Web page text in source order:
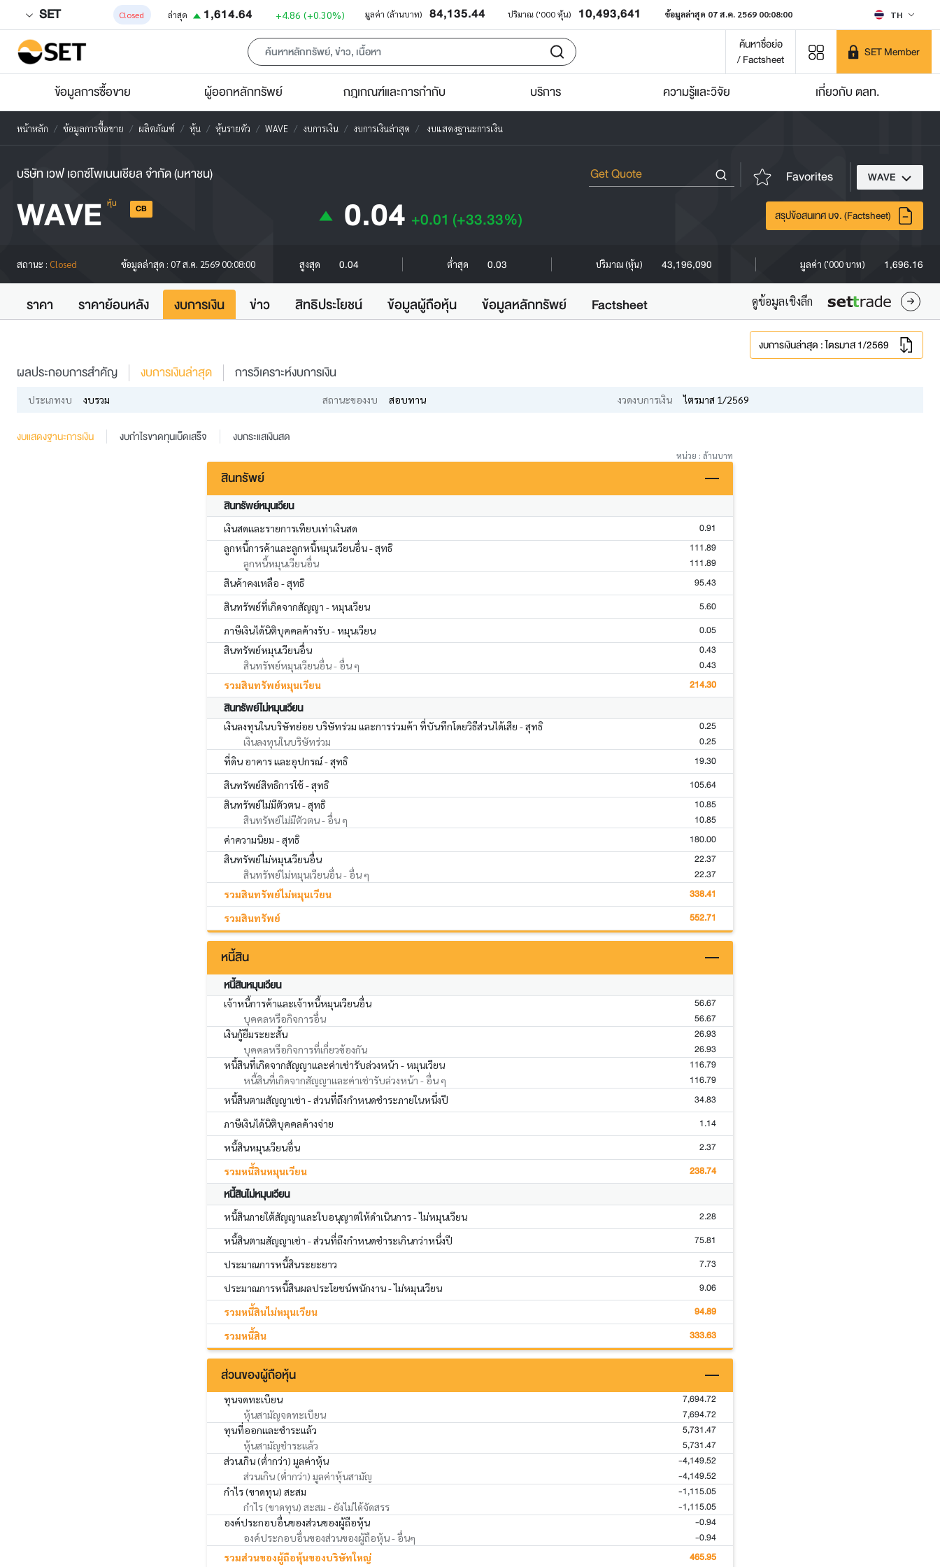
SET Closed ล่าสุด 1,614.64 +4.86 (+0.30%) มูลค่า (ล้านบาท) 84,135.44 ปริมาณ ('000 หุ้น) 10,493,641 ข้อมูลล่าสุด 07 ส.ค. 2569 00:08:00 TH
ค้นหาชื่อย่อ
/ Factsheet
SET Member
ข้อมูลการซื้อขาย ผู้ออกหลักทรัพย์ กฎเกณฑ์และการกำกับ บริการ ความรู้และวิจัย เกี่ยวกับ ตลท.
หน้าหลัก ข้อมูลการซื้อขาย ผลิตภัณฑ์ หุ้น หุ้นรายตัว WAVE งบการเงิน งบการเงินล่าสุด งบแสดงฐานะการเงิน
บริษัท เวฟ เอกซ์โพเนนเชียล จำกัด (มหาชน) Favorites WAVE
WAVE หุ้น CB 0.04 +0.01 (+33.33%) สรุปข้อสนเทศ บจ. (Factsheet)
สถานะ : Closed ข้อมูลล่าสุด : 07 ส.ค. 2569 00:08:00 สูงสุด 0.04 ต่ำสุด 0.03 ปริมาณ (หุ้น) 43,196,090 มูลค่า ('000 บาท) 1,696.16
ราคา ราคาย้อนหลัง งบการเงิน ข่าว สิทธิประโยชน์ ข้อมูลผู้ถือหุ้น ข้อมูลหลักทรัพย์ Factsheet ดูข้อมูลเชิงลึก
งบการเงินล่าสุด : ไตรมาส 1/2569
ผลประกอบการสำคัญ งบการเงินล่าสุด การวิเคราะห์งบการเงิน
ประเภทงบ งบรวม สถานะของงบ สอบทาน งวดงบการเงิน ไตรมาส 1/2569
งบแสดงฐานะการเงิน งบกำไรขาดทุนเบ็ดเสร็จ งบกระแสเงินสด
หน่วย : ล้านบาท
สินทรัพย์
สินทรัพย์หมุนเวียน
เงินสดและรายการเทียบเท่าเงินสด 0.91
ลูกหนี้การค้าและลูกหนี้หมุนเวียนอื่น - สุทธิ 111.89
ลูกหนี้หมุนเวียนอื่น 111.89
สินค้าคงเหลือ - สุทธิ 95.43
สินทรัพย์ที่เกิดจากสัญญา - หมุนเวียน 5.60
ภาษีเงินได้นิติบุคคลค้างรับ - หมุนเวียน 0.05
สินทรัพย์หมุนเวียนอื่น 0.43
สินทรัพย์หมุนเวียนอื่น - อื่น ๆ 0.43
รวมสินทรัพย์หมุนเวียน 214.30
สินทรัพย์ไม่หมุนเวียน
เงินลงทุนในบริษัทย่อย บริษัทร่วม และการร่วมค้า ที่บันทึกโดยวิธีส่วนได้เสีย - สุทธิ 0.25
เงินลงทุนในบริษัทร่วม 0.25
ที่ดิน อาคาร และอุปกรณ์ - สุทธิ 19.30
สินทรัพย์สิทธิการใช้ - สุทธิ 105.64
สินทรัพย์ไม่มีตัวตน - สุทธิ 10.85
สินทรัพย์ไม่มีตัวตน - อื่น ๆ 10.85
ค่าความนิยม - สุทธิ 180.00
สินทรัพย์ไม่หมุนเวียนอื่น 22.37
สินทรัพย์ไม่หมุนเวียนอื่น - อื่น ๆ 22.37
รวมสินทรัพย์ไม่หมุนเวียน 338.41
รวมสินทรัพย์ 552.71
หนี้สิน
หนี้สินหมุนเวียน
เจ้าหนี้การค้าและเจ้าหนี้หมุนเวียนอื่น 56.67
บุคคลหรือกิจการอื่น 56.67
เงินกู้ยืมระยะสั้น 26.93
บุคคลหรือกิจการที่เกี่ยวข้องกัน 26.93
หนี้สินที่เกิดจากสัญญาและค่าเช่ารับล่วงหน้า - หมุนเวียน 116.79
หนี้สินที่เกิดจากสัญญาและค่าเช่ารับล่วงหน้า - อื่น ๆ 116.79
หนี้สินตามสัญญาเช่า - ส่วนที่ถึงกำหนดชำระภายในหนึ่งปี 34.83
ภาษีเงินได้นิติบุคคลค้างจ่าย 1.14
หนี้สินหมุนเวียนอื่น 2.37
รวมหนี้สินหมุนเวียน 238.74
หนี้สินไม่หมุนเวียน
หนี้สินภายใต้สัญญาและใบอนุญาตให้ดำเนินการ - ไม่หมุนเวียน 2.28
หนี้สินตามสัญญาเช่า - ส่วนที่ถึงกำหนดชำระเกินกว่าหนึ่งปี 75.81
ประมาณการหนี้สินระยะยาว 7.73
ประมาณการหนี้สินผลประโยชน์พนักงาน - ไม่หมุนเวียน 9.06
รวมหนี้สินไม่หมุนเวียน 94.89
รวมหนี้สิน 333.63
ส่วนของผู้ถือหุ้น
ทุนจดทะเบียน 7,694.72
หุ้นสามัญจดทะเบียน 7,694.72
ทุนที่ออกและชำระแล้ว 5,731.47
หุ้นสามัญชำระแล้ว 5,731.47
ส่วนเกิน (ต่ำกว่า) มูลค่าหุ้น -4,149.52
ส่วนเกิน (ต่ำกว่า) มูลค่าหุ้นสามัญ -4,149.52
กำไร (ขาดทุน) สะสม -1,115.05
กำไร (ขาดทุน) สะสม - ยังไม่ได้จัดสรร -1,115.05
องค์ประกอบอื่นของส่วนของผู้ถือหุ้น -0.94
องค์ประกอบอื่นของส่วนของผู้ถือหุ้น - อื่นๆ -0.94
รวมส่วนของผู้ถือหุ้นของบริษัทใหญ่ 465.95